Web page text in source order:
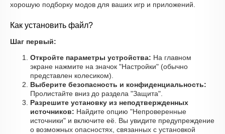
хорошую подборку модов для ваших игр и приложений.
Как установить файл?
Шаг первый:
Откройте параметры устройства: На главном
экране нажмите на значок "Настройки" (обычно
представлен колесиком).
Выберите безопасность и конфиденциальность:
Пролистайте вниз до раздела "Защита".
Разрешите установку из неподтвержденных
источников: Найдите опцию "Непроверенные
источники" и включите её. Вы увидите предупреждение
о возможных опасностях, связанных с установкой